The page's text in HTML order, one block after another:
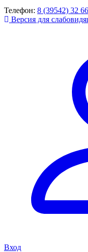
Телефон: 8 (39542) 32
Версия для
Вход